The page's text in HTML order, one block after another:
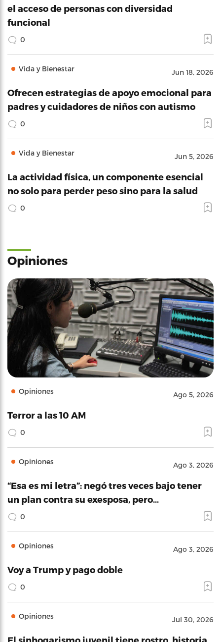
el acceso de personas con diversidad
funcional
0
Vida y Bienestar Jun 18, 2026
Ofrecen estrategias de apoyo emocional para
padres y cuidadores de niños con autismo
0
Vida y Bienestar Jun 5, 2026
La actividad física, un componente esencial
no solo para perder peso sino para la salud
0
Opiniones
Opiniones Ago 5, 2026
Terror a las 10 AM
0
Opiniones Ago 3, 2026
“Esa es mi letra”: negó tres veces bajo tener
un plan contra su exesposa, pero…
0
Opiniones Ago 3, 2026
Voy a Trump y pago doble
0
Opiniones Jul 30, 2026
El sinhogarismo juvenil tiene rostro, historia